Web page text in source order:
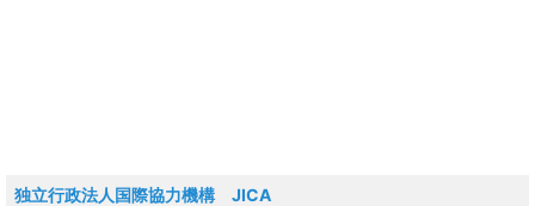
独立行政法人国際協力機構 JICA